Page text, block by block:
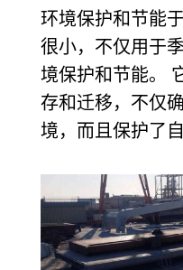
环境保护和节能
很小，不仅用于
境保护和节能。
存和迁移，不仅
境，而且保护了自